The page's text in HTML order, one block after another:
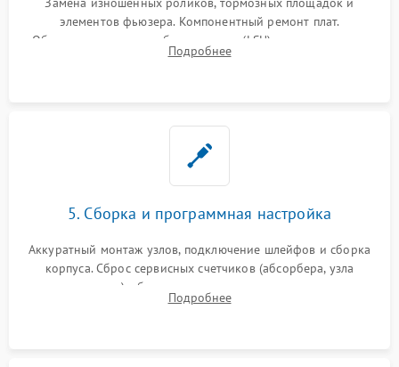
элементов фьюзера. Компонентный ремонт плат.
Обязательная очистка блока лазера (LSU), зеркал и тракта
печати от просыпанного тонера и бумажной пыли.
Подробнее
5. Сборка и программная настройка
Аккуратный монтаж узлов, подключение шлейфов и сборка
корпуса. Сброс сервисных счетчиков (абсорбера, узла
закрепления), обновление прошивки и программная
калибровка цветопередачи и позиционирования сканера.
Подробнее